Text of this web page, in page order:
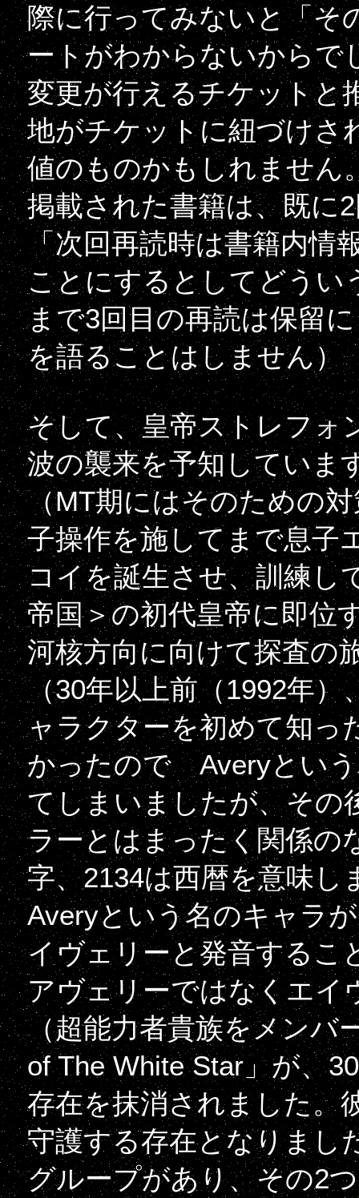
際に行ってみないと「そ
ートがわからないからで
変更が行えるチケットと
地がチケットに紐づけさ
値のものかもしれません
掲載された書籍は、既に
「次回再読時は書籍内情
ことにするとしてどうい
まで3回目の再読は保留
を語ることはしません）
そして、皇帝ストレフォ
波の襲来を予知していま
（MT期にはそのための
子操作を施してまで息子
コイを誕生させ、訓練し
帝国＞の初代皇帝に即位
河核方向に向けて探査の
（30年以上前（1992年）
ャラクターを初めて知っ
かったので Averyという
てしまいましたが、その
ラーとはまったく関係の
字、2134は西暦を意味
Averyという名のキャラ
イヴェリーと発音するこ
アヴェリーではなくエイ
（超能力者貴族をメンバ
of The White Star」が、
存在を抹消されました。
守護する存在となりまし
グループがあり、その2